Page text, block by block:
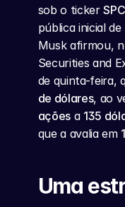
sob o ticker
pública inicial
Musk afirmou,
Securities and
de quinta-feira,
de dólares, ao
ações a 135
que a avalia em
Uma